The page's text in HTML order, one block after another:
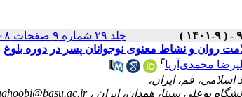
جلد ۲۹ شماره ۹ صفحات ۲۰۸-۱۹۷
روان و نشاط معنوی نوجوانان پسر در دوره بلوغ
محمدی‌آریا۳